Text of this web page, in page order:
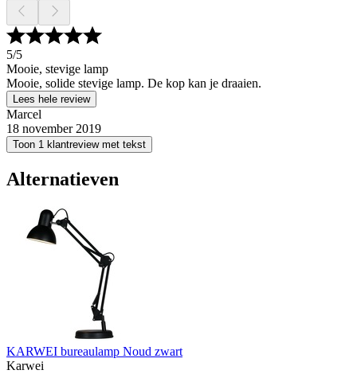
5/5
Mooie, stevige lamp
Mooie, solide stevige lamp. De kop kan je draaien.
Lees hele review
Marcel
18 november 2019
Toon 1 klantreview met tekst
Alternatieven
KARWEI bureaulamp Noud zwart
Karwei